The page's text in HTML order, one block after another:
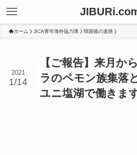
ホーム JICA青年海外協力隊 帰国後の進路
【ご報告】来月か
ラのペモン族集落
ユニ塩湖で働きま
2021
1/14